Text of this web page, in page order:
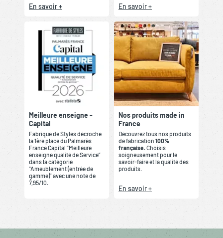
En savoir + En savoir +
Meilleure enseigne -
Capital
Fabrique de Styles décroche
la 1ère place du Palmarès
France Capital “Meilleure
enseigne qualité de Service”
dans la catégorie
“Ameublement (entrée de
gamme)” avec une note de
7,95/10.
Nos produits made in
France
Découvrez tous nos produits
de fabrication 100%
française. Choisis
soigneusement pour le
savoir-faire et la qualité des
produits.
En savoir +